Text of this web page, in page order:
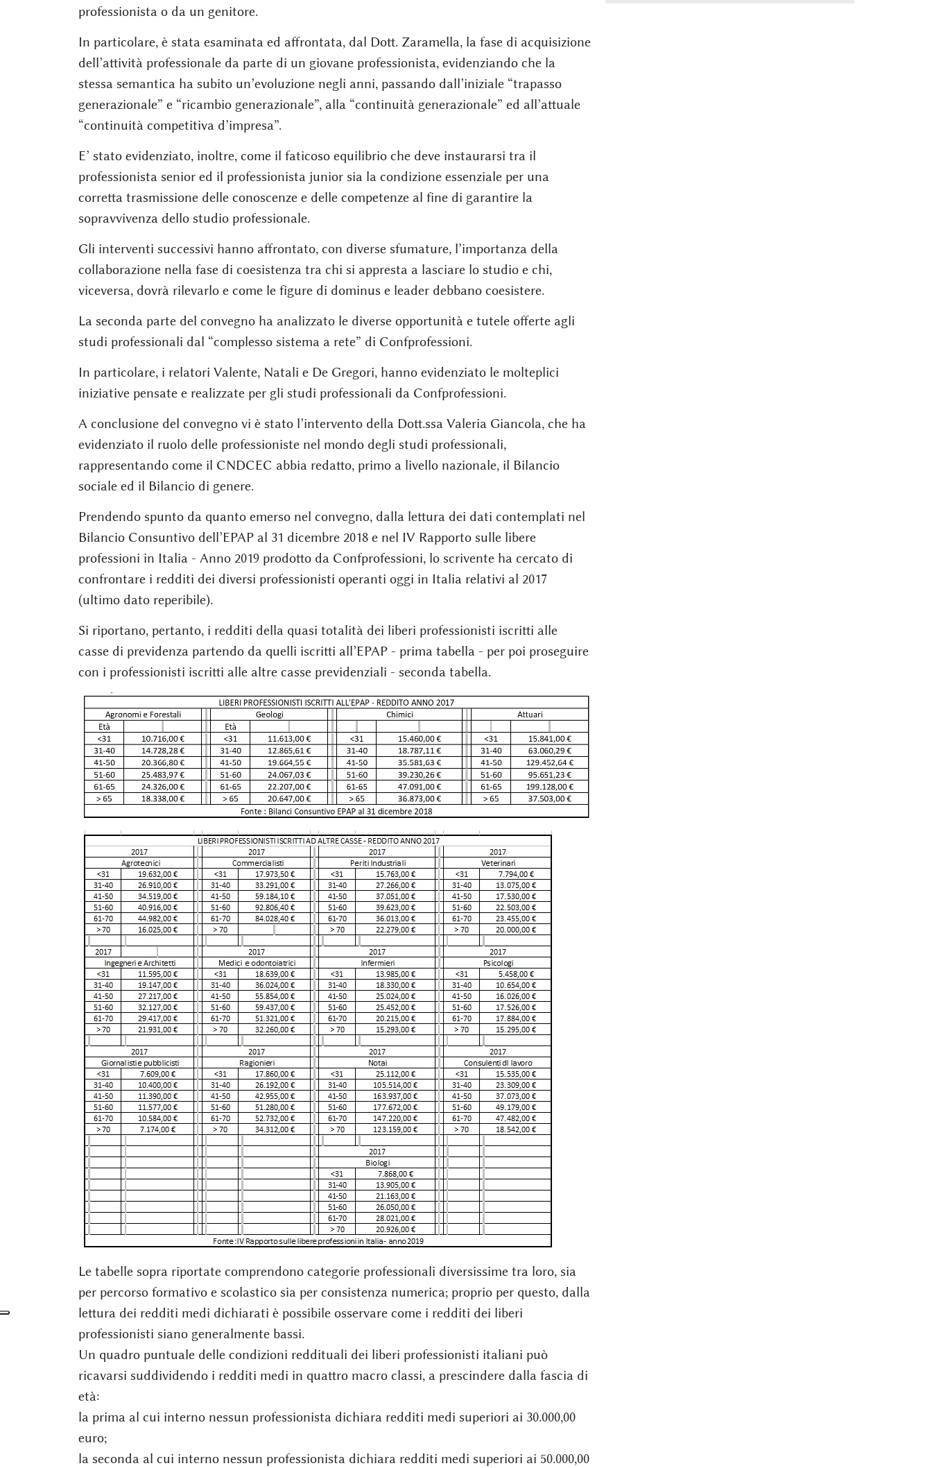
professionista o da un genitore.
In particolare, è stata esaminata ed affrontata, dal Dott. Zaramella, la fase di acquisizione
dell’attività professionale da parte di un giovane professionista, evidenziando che la
stessa semantica ha subito un’evoluzione negli anni, passando dall’iniziale “trapasso
generazionale” e “ricambio generazionale”, alla “continuità generazionale” ed all’attuale
“continuità competitiva d’impresa”.
E’ stato evidenziato, inoltre, come il faticoso equilibrio che deve instaurarsi tra il
professionista senior ed il professionista junior sia la condizione essenziale per una
corretta trasmissione delle conoscenze e delle competenze al fine di garantire la
sopravvivenza dello studio professionale.
Gli interventi successivi hanno affrontato, con diverse sfumature, l’importanza della
collaborazione nella fase di coesistenza tra chi si appresta a lasciare lo studio e chi,
viceversa, dovrà rilevarlo e come le figure di dominus e leader debbano coesistere.
La seconda parte del convegno ha analizzato le diverse opportunità e tutele offerte agli
studi professionali dal “complesso sistema a rete” di Confprofessioni.
In particolare, i relatori Valente, Natali e De Gregori, hanno evidenziato le molteplici
iniziative pensate e realizzate per gli studi professionali da Confprofessioni.
A conclusione del convegno vi è stato l’intervento della Dott.ssa Valeria Giancola, che ha
evidenziato il ruolo delle professioniste nel mondo degli studi professionali,
rappresentando come il CNDCEC abbia redatto, primo a livello nazionale, il Bilancio
sociale ed il Bilancio di genere.
Prendendo spunto da quanto emerso nel convegno, dalla lettura dei dati contemplati nel
Bilancio Consuntivo dell’EPAP al 31 dicembre 2018 e nel IV Rapporto sulle libere
professioni in Italia - Anno 2019 prodotto da Confprofessioni, lo scrivente ha cercato di
confrontare i redditi dei diversi professionisti operanti oggi in Italia relativi al 2017
(ultimo dato reperibile).
Si riportano, pertanto, i redditi della quasi totalità dei liberi professionisti iscritti alle
casse di previdenza partendo da quelli iscritti all’EPAP - prima tabella - per poi proseguire
con i professionisti iscritti alle altre casse previdenziali - seconda tabella.
Le tabelle sopra riportate comprendono categorie professionali diversissime tra loro, sia
per percorso formativo e scolastico sia per consistenza numerica; proprio per questo, dalla
lettura dei redditi medi dichiarati è possibile osservare come i redditi dei liberi
professionisti siano generalmente bassi.
Un quadro puntuale delle condizioni reddituali dei liberi professionisti italiani può
ricavarsi suddividendo i redditi medi in quattro macro classi, a prescindere dalla fascia di
età:
la prima al cui interno nessun professionista dichiara redditi medi superiori ai 30.000,00
euro;
la seconda al cui interno nessun professionista dichiara redditi medi superiori ai 50.000,00